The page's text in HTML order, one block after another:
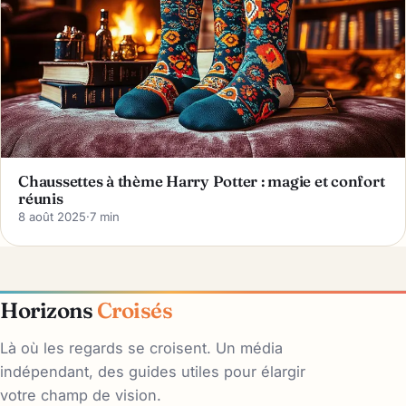
Chaussettes à thème Harry Potter : magie et confort
réunis
8 août 2025·7 min
Horizons Croisés
Là où les regards se croisent. Un média
indépendant, des guides utiles pour élargir
votre champ de vision.